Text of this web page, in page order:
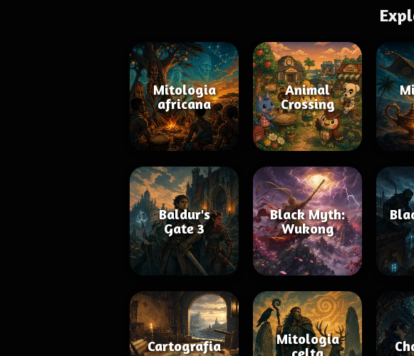
Mitologia
africana
Animal
Crossing
Baldur's
Gate 3
Black Myth:
Wukong
Cartografia
Mitologia
celta